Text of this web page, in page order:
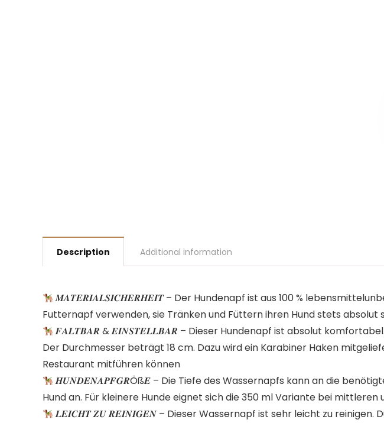
Description Additional information
𝑴𝑨𝑻𝑬𝑹𝑰𝑨𝑳𝑺𝑰𝑪𝑯𝑬𝑹𝑯𝑬𝑰𝑻 – Der Hundenapf ist aus 100 %
Futternapf verwenden, sie Tränken und Füttern ihren Hund stets absolut
𝑭𝑨𝑳𝑻𝑩𝑨𝑹 & 𝑬𝑰𝑵𝑺𝑻𝑬𝑳𝑳𝑩𝑨𝑹 – Dieser Hundenapf ist absolut
Der Durchmesser beträgt 18 cm. Dazu wird ein Karabiner Haken
Restaurant mitführen können
𝑯𝑼𝑵𝑫𝑬𝑵𝑨𝑷𝑭𝑮𝑹Öß𝑬 – Die Tiefe des Wassernapfs kann an die
Hund an. Für kleinere Hunde eignet sich die 350 ml Variante bei
𝑳𝑬𝑰𝑪𝑯𝑻 𝒁𝑼 𝑹𝑬𝑰𝑵𝑰𝑮𝑬𝑵 – Dieser Wassernapf ist sehr leicht zu